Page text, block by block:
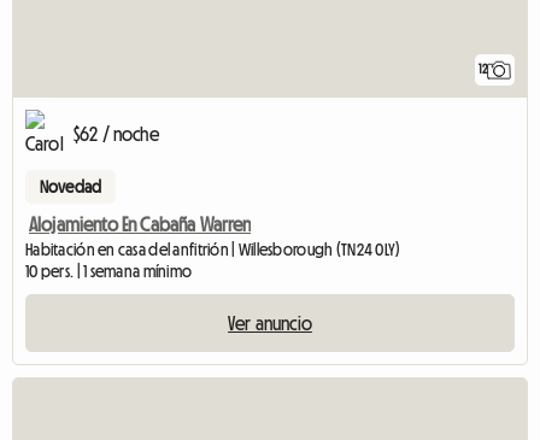
12
$62 / noche
Novedad
Alojamiento En Cabaña Warren
Habitación en casa del anfitrión | Willesborough (TN24 0LY)
10 pers. | 1 semana mínimo
Ver anuncio